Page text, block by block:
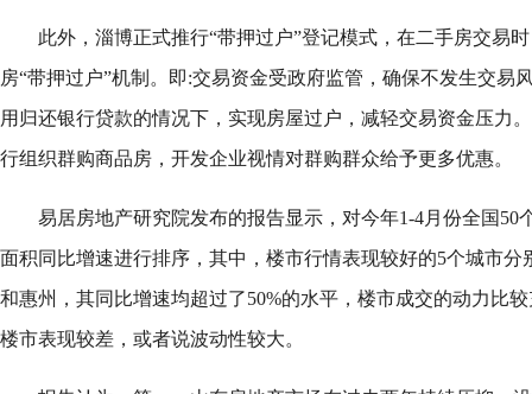
此外，淄博正式推行“带押过户”登记模式，在二手房交易
房“带押过户”机制。即:交易资金受政府监管，确保不发生交易
用归还银行贷款的情况下，实现房屋过户，减轻交易资金压力
行组织群购商品房，开发企业视情对群购群众给予更多优惠。
易居房地产研究院发布的报告显示，对今年1-4月份全国50
面积同比增速进行排序，其中，楼市行情表现较好的5个城市分
和惠州，其同比增速均超过了50%的水平，楼市成交的动力比
楼市表现较差，或者说波动性较大。